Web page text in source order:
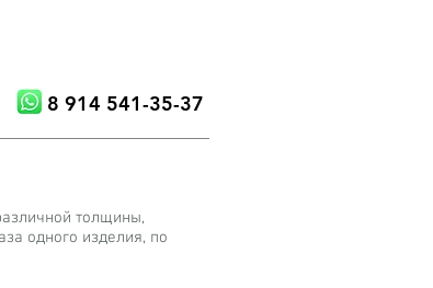
8 914 541-35-37
толщины,
одного изделия, по